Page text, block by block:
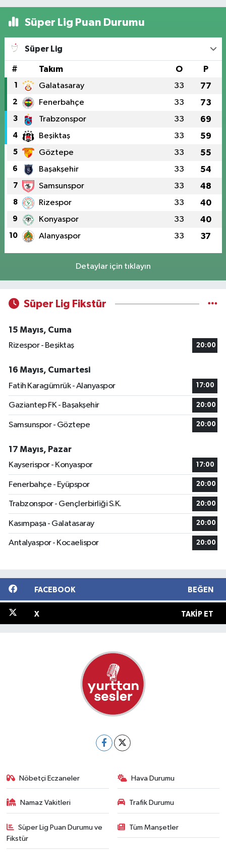
Süper Lig Puan Durumu
Süper Lig
# Takım O P
1 Galatasaray 33 77
2 Fenerbahçe 33 73
3 Trabzonspor 33 69
4 Beşiktaş 33 59
5 Göztepe 33 55
6 Başakşehir 33 54
7 Samsunspor 33 48
8 Rizespor 33 40
9 Konyaspor 33 40
10 Alanyaspor 33 37
Detaylar için tıklayın
Süper Lig Fikstür
15 Mayıs, Cuma
Rizespor - Beşiktaş
20:00
16 Mayıs, Cumartesi
Fatih Karagümrük - Alanyaspor
17:00
Gaziantep FK - Başakşehir 20:00
Samsunspor - Göztepe 20:00
17 Mayıs, Pazar
Kayserispor - Konyaspor
17:00
Fenerbahçe - Eyüpspor 20:00
Trabzonspor - Gençlerbirliği S.K. 20:00
Kasımpaşa - Galatasaray 20:00
Antalyaspor - Kocaelispor 20:00
FACEBOOK BEĞEN
X TAKIP ET
Nöbetçi Eczaneler Hava Durumu
Namaz Vakitleri Trafik Durumu
Süper Lig Puan Durumu ve
Fikstür
Tüm Manşetler